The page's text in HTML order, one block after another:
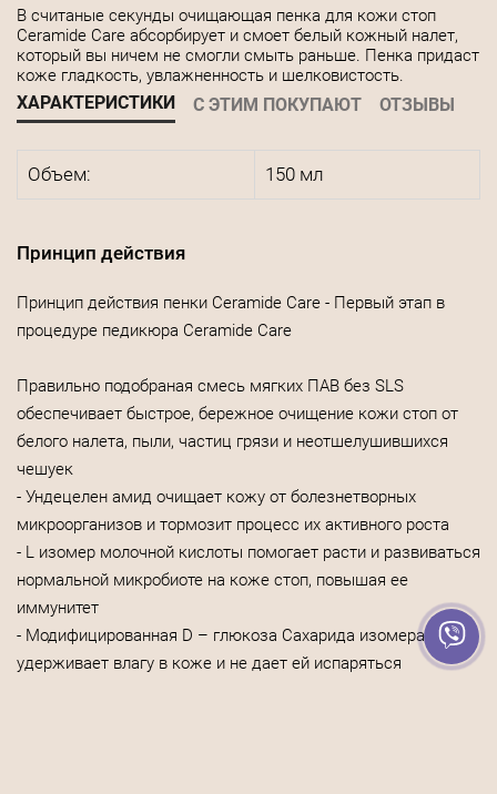
В считаные секунды очищающая пенка для кожи стоп
Ceramide Care абсорбирует и смоет белый кожный налет,
который вы ничем не смогли смыть раньше. Пенка придаст
коже гладкость, увлажненность и шелковистость.
ХАРАКТЕРИСТИКИ С ЭТИМ ПОКУПАЮТ ОТЗЫВЫ
Объем: 150 мл
Принцип действия
Принцип действия пенки Ceramide Care - Первый этап в
процедуре педикюра Ceramide Care
Правильно подобраная смесь мягких ПАВ без SLS
обеспечивает быстрое, бережное очищение кожи стоп от
белого налета, пыли, частиц грязи и неотшелушившихся
чешуек
- Ундецелен амид очищает кожу от болезнетворных
микроорганизов и тормозит процесс их активного роста
- L изомер молочной кислоты помогает расти и развиваться
нормальной микробиоте на коже стоп, повышая ее
иммунитет
- Модифицированная D – глюкоза Сахарида изомерат
удерживает влагу в коже и не дает ей испаряться